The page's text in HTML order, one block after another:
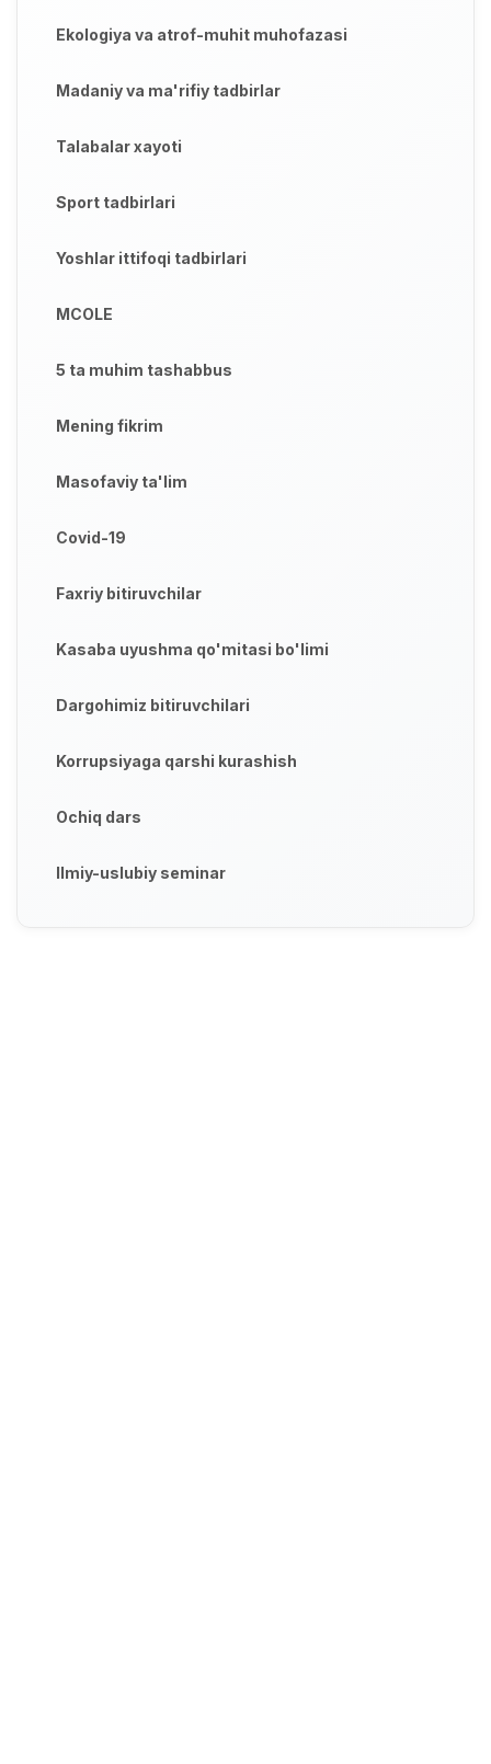
Ekologiya va atrof-muhit muhofazasi
Madaniy va ma'rifiy tadbirlar
Talabalar xayoti
Sport tadbirlari
Yoshlar ittifoqi tadbirlari
MCOLE
5 ta muhim tashabbus
Mening fikrim
Masofaviy ta'lim
Covid-19
Faxriy bitiruvchilar
Kasaba uyushma qo'mitasi bo'limi
Dargohimiz bitiruvchilari
Korrupsiyaga qarshi kurashish
Ochiq dars
Ilmiy-uslubiy seminar